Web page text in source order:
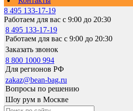
8 495 133-17-19
Работаем для вас с 9:00 до 20:30
8 495 133-17-19
Работаем для вас с 9:00 до 20:30
Заказать звонок
8 800 1000 994
Для регионов РФ
zakaz@bean-bag.ru
Вопросы по решению
Шоу рум в Москве